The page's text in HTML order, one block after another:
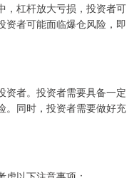
，杠杆放大亏损，投资者可
资者可能面临爆仓风险，即
资者。投资者需要具备一定
。同时，投资者需要做好充